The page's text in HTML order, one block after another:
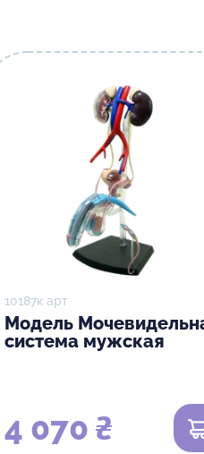
10187к арт
Модель
система мужская
4 070 ₴